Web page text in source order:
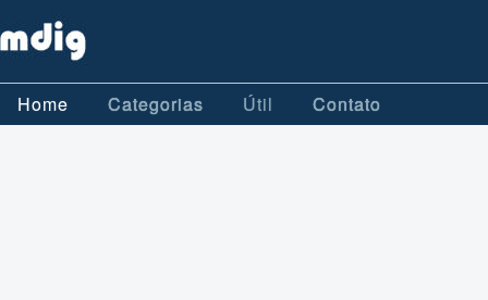
Home Categorias Útil Contato